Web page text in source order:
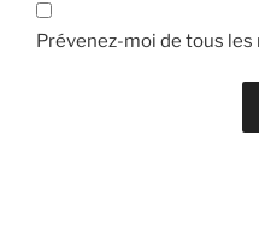
Prévenez-moi de tous